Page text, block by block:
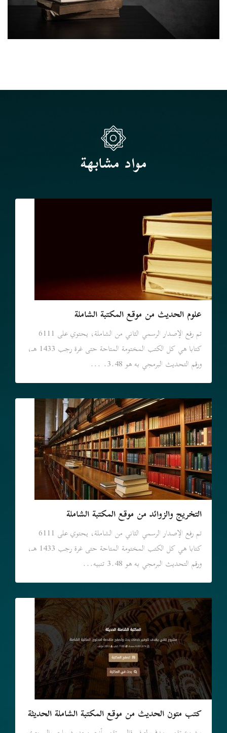
مواد مشابهة
علوم الحديث من موقع المكتبة الشاملة
تم رفع الإصدار الرسمي الثاني من الشاملة، يحتوي على 6111
كتابا هي كل الكتب المختومة المتاحة حتى غرة رجب 1433 هـ،
ورقم التحديث البرمجي به هو 3.48. ...
التخريج والزوائد من موقع المكتبة الشاملة
تم رفع الإصدار الرسمي الثاني من الشاملة، يحتوي على 6111
كتابا هي كل الكتب المختومة المتاحة حتى غرة رجب 1433 هـ،
ورقم التحديث البرمجي به هو 3.48 تنبيه...
كتب متون الحديث من موقع المكتبة الشاملة الحديثة